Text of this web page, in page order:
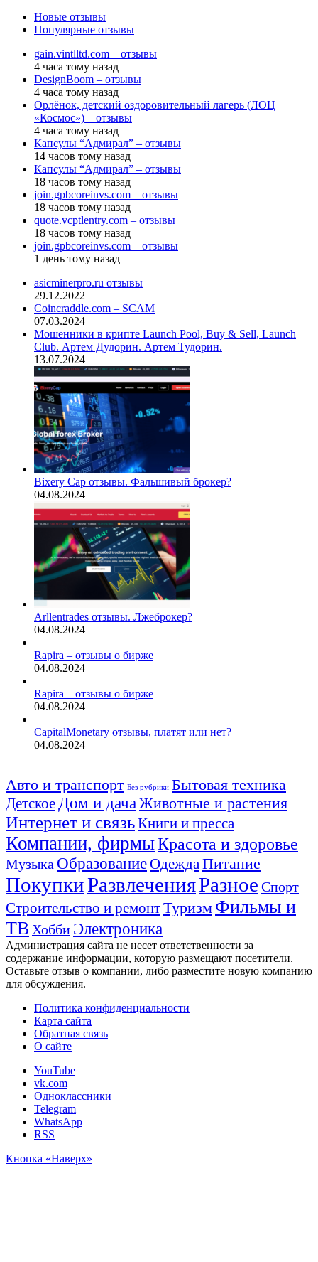
Новые отзывы
Популярные отзывы
gain.vintlltd.com – отзывы
4 часа тому назад
DesignBoom – отзывы
4 часа тому назад
Орлёнок, детский оздоровительный лагерь (ЛОЦ
«Космос») – отзывы
4 часа тому назад
Капсулы “Адмирал” – отзывы
14 часов тому назад
Капсулы “Адмирал” – отзывы
18 часов тому назад
join.gpbcoreinvs.com – отзывы
18 часов тому назад
quote.vcptlentry.com – отзывы
18 часов тому назад
join.gpbcoreinvs.com – отзывы
1 день тому назад
asicminerpro.ru отзывы
29.12.2022
Coincraddle.com – SCAM
07.03.2024
Мошенники в крипте Launch Pool, Buy & Sell, Launch
Club. Артем Дудорин. Артем Тудорин.
13.07.2024
Bixery Cap отзывы. Фальшивый брокер?
04.08.2024
Arllentrades отзывы. Лжеброкер?
04.08.2024
Rapira – отзывы о бирже
04.08.2024
Rapira – отзывы о бирже
04.08.2024
CapitalMonetary отзывы, платят или нет?
04.08.2024
Авто и транспорт Без рубрики Бытовая техника
ДетскоеДом и дачаЖивотные и растения
Интернет и связьКниги и пресса
Компании, фирмыКрасота и здоровье
Музыка ОбразованиеОдеждаПитание
ПокупкиРазвлеченияРазное Спорт
Строительство и ремонтТуризм Фильмы и
ТВ Хобби Электроника
Администрация сайта не несет ответственности за
содержание информации, которую размещают посетители.
Оставьте отзыв о компании, либо разместите новую компанию
для обсуждения.
Политика конфиденциальности
Карта сайта
Обратная связь
О сайте
YouTube
vk.com
Одноклассники
Telegram
WhatsApp
RSS
Кнопка «Наверх»